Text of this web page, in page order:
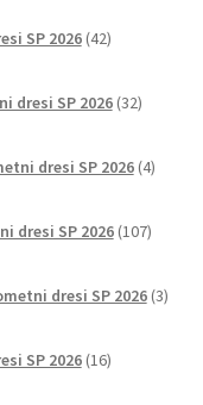
SP 2026 42izdelkov
dresi SP 2026 32izdelkov
dresi SP 2026 4izdelki
dresi SP 2026 107
dresi SP 2026 3
SP 2026 16izdelkov